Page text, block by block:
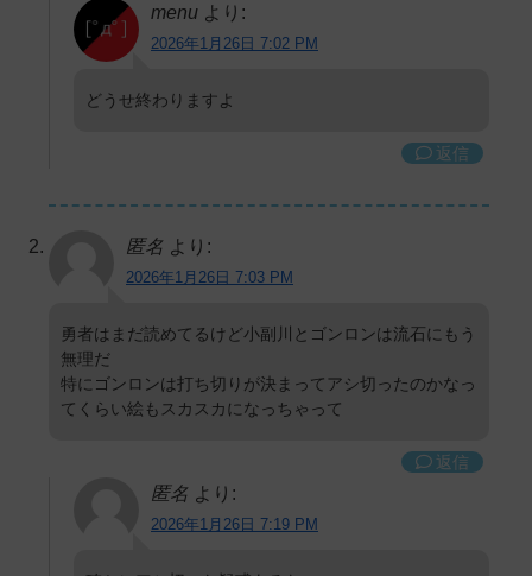
menu より:
2026年1月26日 7:02 PM
どうせ終わりますよ
返信
匿名 より:
2026年1月26日 7:03 PM
勇者はまだ読めてるけど小副川とゴンロンは流石にもう
無理だ
特にゴンロンは打ち切りが決まってアシ切ったのかなっ
てくらい絵もスカスカになっちゃって
返信
匿名 より:
2026年1月26日 7:19 PM